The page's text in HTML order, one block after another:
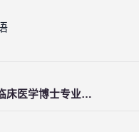
安徽医科大学2023年在职医师申请临床医学博士专业学位招生简章